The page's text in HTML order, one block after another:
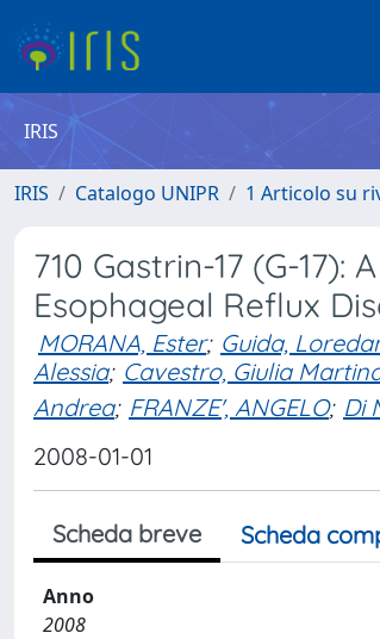
IRIS
IRIS Catalogo UNIPR 1 Articolo su
710 Gastrin-17 (G-
Esophageal Reflux
MORANA, Ester; Guida,
Alessia; Cavestro, Giulia
Andrea; FRANZE', ANGELO; Di
2008-01-01
Scheda breve Scheda
Anno
2008